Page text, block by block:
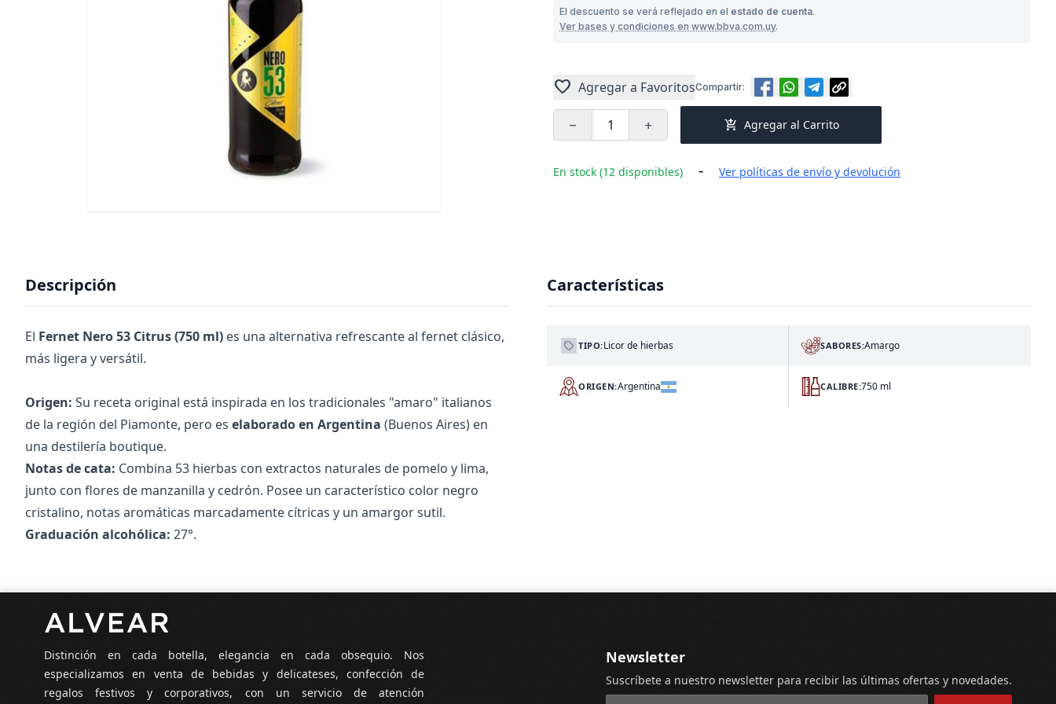
El descuento se verá reflejado en el estado de cuenta.
Ver bases y condiciones en www.bbva.com.uy.
Compartir:
favorite Agregar a Favoritos
remove add add_shopping_cart Agregar al Carrito
En stock (12 disponibles) - Ver políticas de envío y devolución
Descripción
El Fernet Nero 53 Citrus (750 ml) es una alternativa refrescante al fernet clásico,
más ligera y versátil.
Origen: Su receta original está inspirada en los tradicionales "amaro" italianos
de la región del Piamonte, pero es elaborado en Argentina (Buenos Aires) en
una destilería boutique.
Notas de cata: Combina 53 hierbas con extractos naturales de pomelo y lima,
junto con flores de manzanilla y cedrón. Posee un característico color negro
cristalino, notas aromáticas marcadamente cítricas y un amargor sutil.
Graduación alcohólica: 27°.
Características
TIPO:Licor de hierbas SABORES:Amargo
ORIGEN:Argentina CALIBRE:750 ml
Distinción en cada botella, elegancia en cada obsequio. Nos
especializamos en venta de bebidas y delicateses, confección de
regalos festivos y corporativos, con un servicio de atención
Newsletter
Suscríbete a nuestro newsletter para recibir las últimas ofertas y novedades.